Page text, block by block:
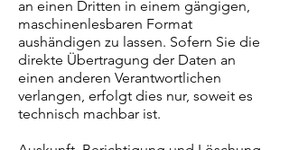
an einen Dritten in einem gängigen,
maschinenlesbaren Format
aushändigen zu lassen. Sofern Sie die
direkte Übertragung der Daten an
einen anderen Verantwortlichen
verlangen, erfolgt dies nur, soweit es
technisch machbar ist.